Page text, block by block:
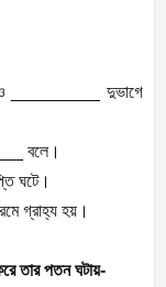
_________দুভাগে
বলে।
ঘটে।
গ্রাহ্য হয়।
তার পতন ঘটায়-